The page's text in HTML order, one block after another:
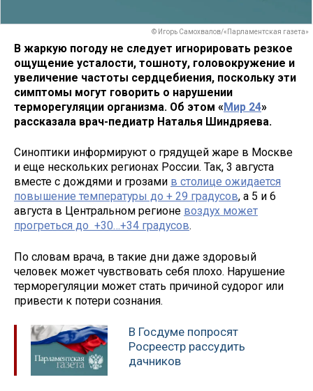
© Игорь Самохвалов/«Парламентская газета»
В жаркую погоду не следует игнорировать резкое
ощущение усталости, тошноту, головокружение и
увеличение частоты сердцебиения, поскольку эти
симптомы могут говорить о нарушении
терморегуляции организма. Об этом «Мир 24»
рассказала врач-педиатр Наталья Шиндряева.
Синоптики информируют о грядущей жаре в Москве
и еще нескольких регионах России. Так, 3 августа
вместе с дождями и грозами в столице ожидается
повышение температуры до + 29 градусов, а 5 и 6
августа в Центральном регионе воздух может
прогреться до +30…+34 градусов.
По словам врача, в такие дни даже здоровый
человек может чувствовать себя плохо. Нарушение
терморегуляции может стать причиной судорог или
привести к потери сознания.
В Госдуме попросят
Росреестр рассудить
дачников